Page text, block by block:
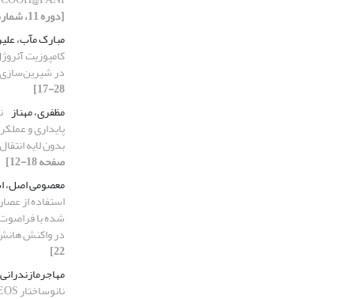
[دوره 11، شماره 3، 1403، صفحه 45-35]
مبارک مآب،
در
28-17]
مظفری، مهناز
پایداری و
بدون لایه
صفحه 18-12]
معصومی اصل،
شده با
در واکنش
22]
نانوساختار IM-Ag@TEOS به عنوان جاذب آرسنیک